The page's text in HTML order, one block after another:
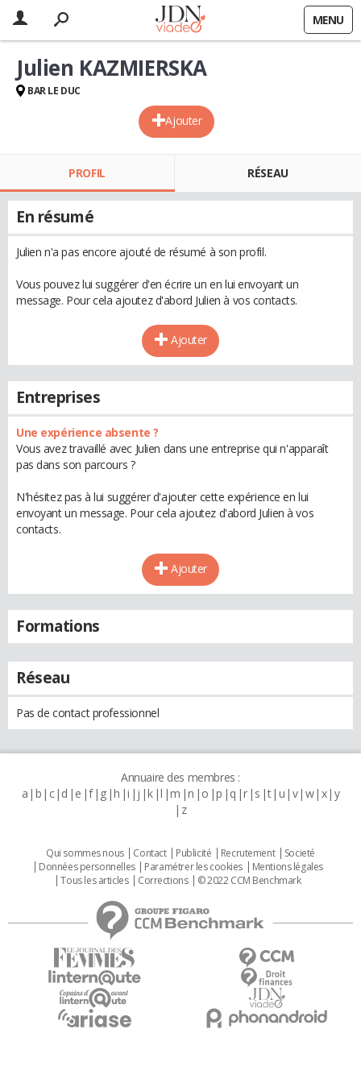
MENU
Ajouter
Julien KAZMIERSKA
BAR LE DUC
PROFIL RÉSEAU
En résumé
Julien n'a pas encore ajouté de résumé à son profil.
Vous pouvez lui suggérer d'en écrire un en lui envoyant un
message. Pour cela ajoutez d'abord Julien à vos contacts.
Ajouter
Entreprises
Une expérience absente ?
Vous avez travaillé avec Julien dans une entreprise qui n'apparaît
pas dans son parcours ?
N'hésitez pas à lui suggérer d'ajouter cette expérience en lui
envoyant un message. Pour cela ajoutez d'abord Julien à vos
contacts.
Ajouter
Formations
Réseau
Pas de contact professionnel
Annuaire des membres :
a b c d e f g h i j k l m n o p q r s t u v w x y
z
Qui sommes nous Contact Publicité Recrutement
Societé
Données personnelles
Paramétrer les cookies
Mentions légales
Tous les articles
Corrections © 2022 CCM Benchmark